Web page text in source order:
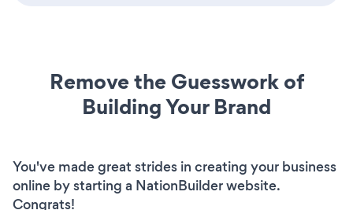
Remove the Guesswork of
Building Your Brand
You've made great strides in creating your business
online by starting a NationBuilder website.
Congrats!